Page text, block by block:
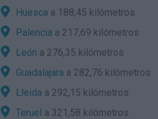
Huesca a 188,45 kilómetros
Palencia a 217,69 kilómetros
León a 276,35 kilómetros
Guadalajara a 282,76 kilómetros
Lleida a 292,15 kilómetros
Teruel a 321,58 kilómetros